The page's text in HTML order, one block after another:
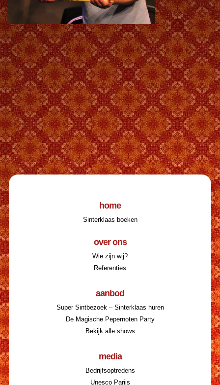
home
Sinterklaas boeken
over ons
Wie zijn wij?
Referenties
aanbod
Super Sintbezoek – Sinterklaas huren
De Magische Pepernoten Party
Bekijk alle shows
media
Bedrijfsoptredens
Unesco Parijs